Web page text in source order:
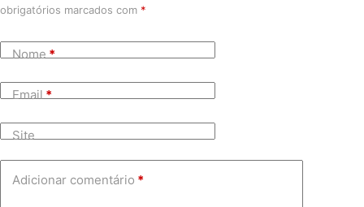
obrigatórios marcados com *
Nome*
Email*
Site
Adicionar comentário *